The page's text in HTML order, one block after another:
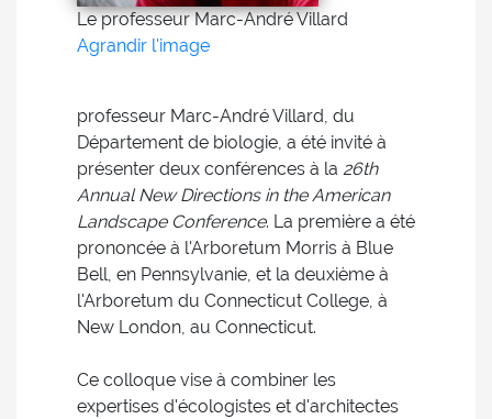
Le professeur Marc-André Villard
Agrandir l'image
professeur Marc-André Villard, du
Département de biologie, a été invité à
présenter deux conférences à la 26th
Annual New Directions in the American
Landscape Conference. La première a été
prononcée à l'Arboretum Morris à Blue
Bell, en Pennsylvanie, et la deuxième à
l'Arboretum du Connecticut College, à
New London, au Connecticut.
Ce colloque vise à combiner les
expertises d'écologistes et d'architectes